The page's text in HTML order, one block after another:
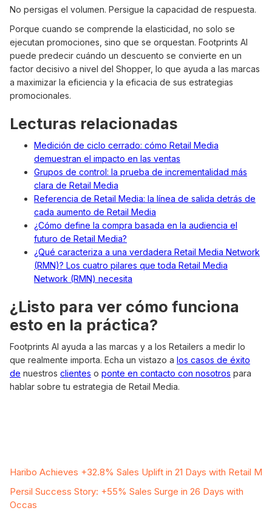
No persigas el volumen. Persigue la capacidad de respuesta.
Porque cuando se comprende la elasticidad, no solo se
ejecutan promociones, sino que se orquestan. Footprints AI
puede predecir cuándo un descuento se convierte en un
factor decisivo a nivel del Shopper, lo que ayuda a las marcas
a maximizar la eficiencia y la eficacia de sus estrategias
promocionales.
Lecturas relacionadas
Medición de ciclo cerrado: cómo Retail Media
demuestran el impacto en las ventas
Grupos de control: la prueba de incrementalidad más
clara de Retail Media
Referencia de Retail Media: la línea de salida detrás de
cada aumento de Retail Media
¿Cómo define la compra basada en la audiencia el
futuro de Retail Media?
¿Qué caracteriza a una verdadera Retail Media Network
(RMN)? Los cuatro pilares que toda Retail Media
Network (RMN) necesita
¿Listo para ver cómo funciona
esto en la práctica?
Footprints AI ayuda a las marcas y a los Retailers a medir lo
que realmente importa. Echa un vistazo a los casos de éxito
de nuestros clientes o ponte en contacto con nosotros para
hablar sobre tu estrategia de Retail Media.
Haribo Achieves +32.8% Sales Uplift in 21 Days with Retail M
Persil Success Story: +55% Sales Surge in 26 Days with
Occas